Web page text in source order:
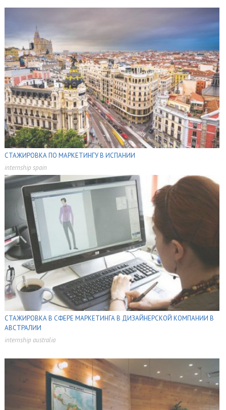
СТАЖИРОВКА ПО МАРКЕТИНГУ В ИСПАНИИ
internship spain
СТАЖИРОВКА В СФЕРЕ МАРКЕТИНГА В ДИЗАЙНЕРСКОЙ КОМПАНИИ В
АВСТРАЛИИ
internship australia